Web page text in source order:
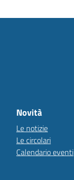
Novità
Le notizie
Le circolari
Calendario eventi